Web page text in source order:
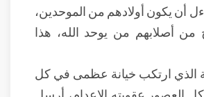
أن يكون أولادهم من الموحدين،
من أصلابهم من يوحد الله، هذا
الذي ارتكب خيانة عظمى في كل